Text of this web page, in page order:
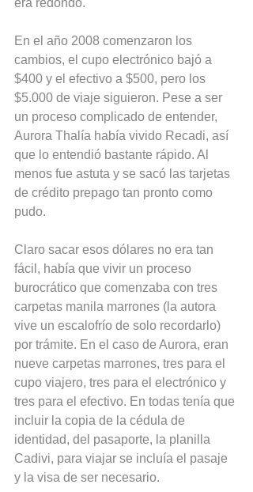
era redondo.
En el año 2008 comenzaron los
cambios, el cupo electrónico bajó a
$400 y el efectivo a $500, pero los
$5.000 de viaje siguieron. Pese a ser
un proceso complicado de entender,
Aurora Thalía había vivido Recadi, así
que lo entendió bastante rápido. Al
menos fue astuta y se sacó las tarjetas
de crédito prepago tan pronto como
pudo.
Claro sacar esos dólares no era tan
fácil, había que vivir un proceso
burocrático que comenzaba con tres
carpetas manila marrones (la autora
vive un escalofrío de solo recordarlo)
por trámite. En el caso de Aurora, eran
nueve carpetas marrones, tres para el
cupo viajero, tres para el electrónico y
tres para el efectivo. En todas tenía que
incluir la copia de la cédula de
identidad, del pasaporte, la planilla
Cadivi, para viajar se incluía el pasaje
y la visa de ser necesario.